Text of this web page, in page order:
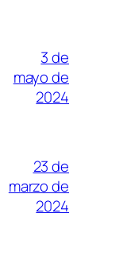
3 de
mayo de
2024
23 de
marzo de
2024